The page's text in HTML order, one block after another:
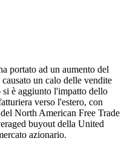
portato ad un aumento del
un calo delle vendite
è aggiunto l'impatto dello
verso l'estero, con
North American Free Trade
buyout della United
azionario.